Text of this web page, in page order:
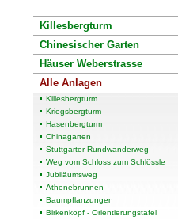
Killesbergturm
Chinesischer Garten
Häuser Weberstrasse
Alle Anlagen
Killesbergturm
Kriegsbergturm
Hasenbergturm
Chinagarten
Stuttgarter Rundwanderweg
Weg vom Schloss zum Schlössle
Jubiläumsweg
Athenebrunnen
Baumpflanzungen
Birkenkopf - Orientierungstafel